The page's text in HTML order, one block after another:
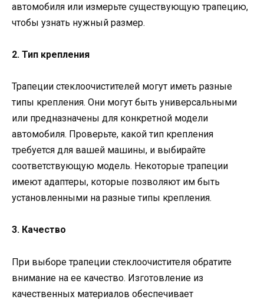
автомобиля или измерьте существующую трапецию,
чтобы узнать нужный размер.
2. Тип крепления
Трапеции стеклоочистителей могут иметь разные
типы крепления. Они могут быть универсальными
или предназначены для конкретной модели
автомобиля. Проверьте, какой тип крепления
требуется для вашей машины, и выбирайте
соответствующую модель. Некоторые трапеции
имеют адаптеры, которые позволяют им быть
установленными на разные типы крепления.
3. Качество
При выборе трапеции стеклоочистителя обратите
внимание на ее качество. Изготовление из
качественных материалов обеспечивает